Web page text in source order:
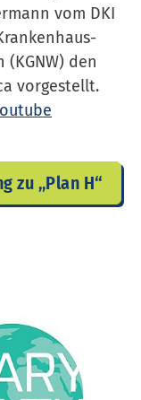
vom DKI
den
vorgestellt.
zu „Plan H“